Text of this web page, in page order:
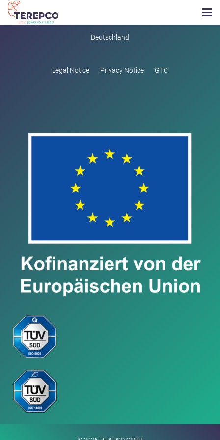
TEREPCO GMBH | Agathe-Zeis-Strasse 14 | D 01454 Radeberg,
Deutschland
Legal Notice Privacy Notice GTC